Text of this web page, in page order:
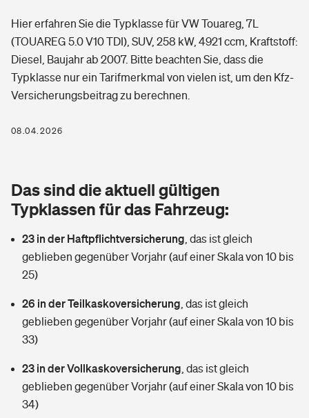
Grundfähigkeitsversicherung
Arbeitsrechtsschutz
Berufshaftpflichtversicherung
Zur Übersicht
Tools
Wer versichert was: Jetzt Versicherer finden
Sie haben Fragen?
Elementarversicherung
Glasversicherung
Mietkautionsversicherung
Restkreditversicherung
Zur Übersicht
Tools
Freizeit
Pri­vate Haft­pflicht­
Kinderunfall­ver­si­che­rung
Kinderinvalidität
Hundehalter-Haftpflicht
Handyversicherung
Gesundheit
Private Krankenversicherung
Dread-Disease-Versicherung
Tierkrankenversicherung
Zur Übersicht
Tools
Wer versichert was: Jetzt Versicherer finden
Sie haben Fragen?
Hier erfahren Sie die Typklasse für VW Touareg, 7L
(TOUAREG 5.0 V10 TDI), SUV, 258 kW, 4921 ccm, Kraftstoff:
Diesel, Baujahr ab 2007. Bitte beachten Sie, dass die
Typklasse nur ein Tarifmerkmal von vielen ist, um den Kfz-
Versicherungsbeitrag zu berechnen.
08.04.2026
Das sind die aktuell gültigen
Typklassen für das Fahrzeug:
23 in der Haftpflichtversicherung das ist gleich
geblieben gegenüber Vorjahr (auf einer Skala von 10 bis
25)
26 in der Teilkaskoversicherung das ist gleich
geblieben gegenüber Vorjahr (auf einer Skala von 10 bis
33)
23 in der Vollkaskoversicherung das ist gleich
geblieben gegenüber Vorjahr (auf einer Skala von 10 bis
34)